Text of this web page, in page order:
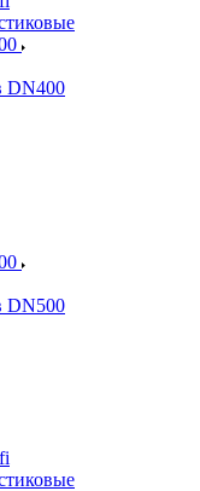
DN400
DN500